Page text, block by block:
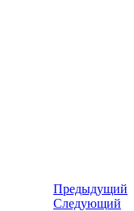
Предыдущий
Следующий